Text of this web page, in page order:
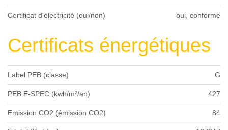
Certificat d'électricité (oui/non) oui, conforme
Certificats énergétiques
Label PEB (classe) G
PEB E-SPEC (kwh/m²/an) 427
Emission CO2 (émission CO2) 84